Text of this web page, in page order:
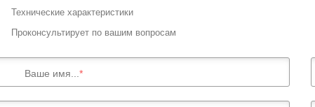
Технические характеристики
Проконсультирует по вашим вопросам
Ваше имя...